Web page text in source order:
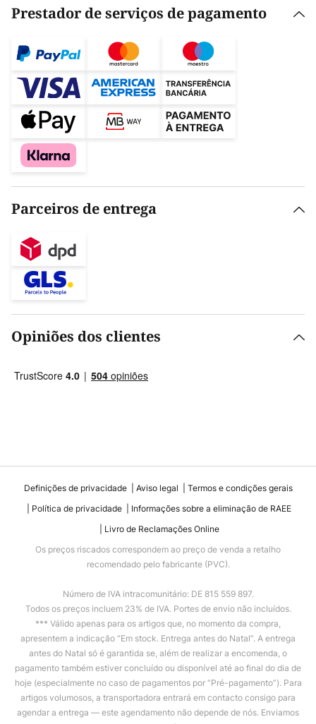
Prestador de serviços de pagamento
Parceiros de entrega
Opiniões dos clientes
Definições de privacidade Aviso legal
Termos e condições gerais
Política de privacidade
Informações sobre a eliminação de RAEE
Livro de Reclamações Online
Os preços riscados correspondem ao preço de venda a retalho
recomendado pelo fabricante (PVC).
Número de IVA intracomunitário: DE 815 559 897.
Todos os preços incluem 23% de IVA. Portes de envio não incluídos.
*** Válido apenas para os artigos que, no momento da compra,
apresentem a indicação “Em stock. Entrega antes do Natal”. A entrega
antes do Natal só é garantida se, além de realizar a encomenda, o
pagamento também estiver concluído ou disponível até ao final do dia de
hoje (especialmente no caso de pagamentos por “Pré-pagamento”). Para
artigos volumosos, a transportadora entrará em contacto consigo para
agendar a entrega — este agendamento não depende de nós. Enviamos